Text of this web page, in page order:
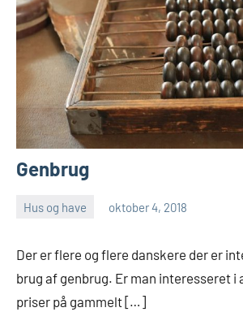
Genbrug
Hus og have oktober 4, 2018
Der er flere og flere danskere der er
brug af genbrug. Er man interesseret i
priser på gammelt […]